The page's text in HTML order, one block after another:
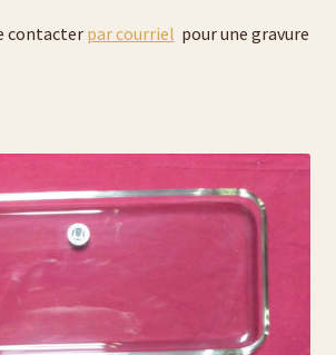
contacter par courriel pour une gravure